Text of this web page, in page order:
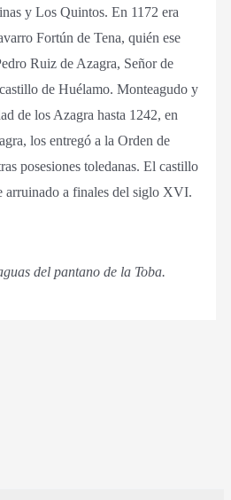
y Los Quintos. En 1172 era
Fortún de Tena, quién ese
Ruiz de Azagra, Señor de
de Huélamo. Monteagudo y
de los Azagra hasta 1242, en
los entregó a la Orden de
posesiones toledanas. El castillo
arruinado a finales del siglo XVI.
del pantano de la Toba.